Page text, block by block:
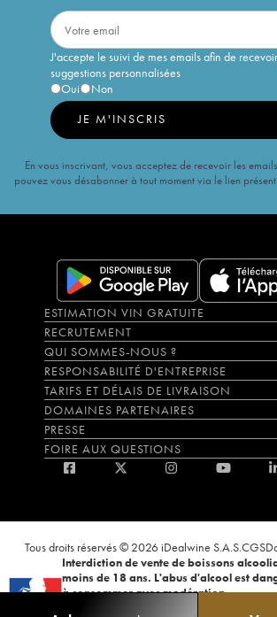
J'accepte le suivi de mes emails afin de
suggestions personnalisées
Oui
Non
JE M'INSCRIS
En vous inscrivant, vous acceptez de recevoir les
pouvez vous désabonner à tout moment via le lien
ESTIMATION VIN GRATUITE
RECRUTEMENT
QUI SOMMES-NOUS ?
RESPONSABILITÉ D'ENTREPRISE
TARIFS ET DÉLAIS DE LIVRAISON
DOMAINES PARTENAIRES
PRESSE
FOIRE AUX QUESTIONS
Tous droits réservés © 2026 iDealwine S.A.S.CGS
Interdiction de vente de boissons
moins de 18 ans. L'abus d'alcool est
à consommer avec modération.